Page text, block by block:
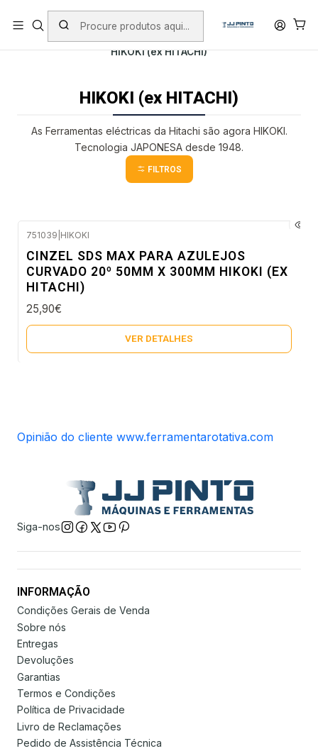
PORTES INCLUÍDOS EM ENCOMENDAS +75€ (excepto ilhas)
Início PRODUTOS
FERRAMENTAS COM FIO
HIKOKI (ex HITACHI)
HIKOKI (ex HITACHI)
As Ferramentas eléctricas da Hitachi são agora HIKOKI.
Tecnologia JAPONESA desde 1948.
FILTROS
751039 HIKOKI
CINZEL SDS MAX PARA AZULEJOS
CURVADO 20º 50MM X 300MM HIKOKI (EX
HITACHI)
25,90€
VER DETALHES
Opinião do cliente www.ferramentarotativa.com
Siga-nos
INFORMAÇÃO
Condições Gerais de Venda
Sobre nós
Entregas
Devoluções
Garantias
Termos e Condições
Política de Privacidade
Livro de Reclamações
Pedido de Assistência Técnica